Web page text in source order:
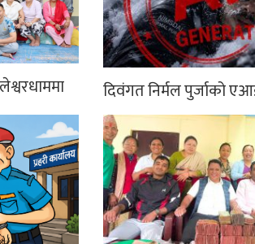
दिवंगत निर्मल पुर्जाको